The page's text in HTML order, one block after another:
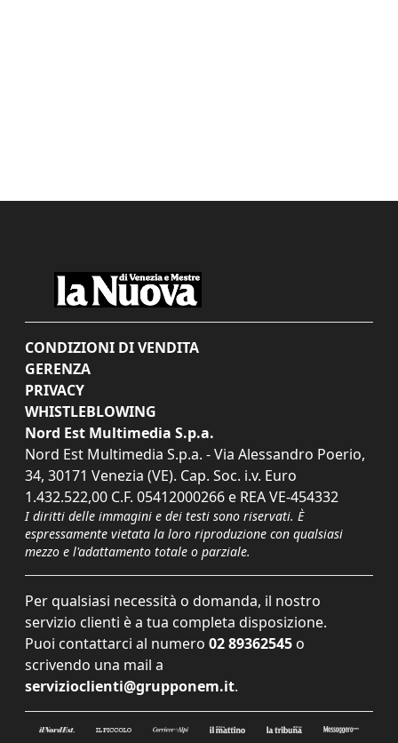
CONDIZIONI DI VENDITA
GERENZA
PRIVACY
WHISTLEBLOWING
Nord Est Multimedia S.p.a.
Nord Est Multimedia S.p.a. - Via Alessandro Poerio,
34, 30171 Venezia (VE). Cap. Soc. i.v. Euro
1.432.522,00 C.F. 05412000266 e REA VE-454332
I diritti delle immagini e dei testi sono riservati. È
espressamente vietata la loro riproduzione con qualsiasi
mezzo e l'adattamento totale o parziale.
Per qualsiasi necessità o domanda, il nostro
servizio clienti è a tua completa disposizione.
Puoi contattarci al numero 02 89362545 o
scrivendo una mail a
servizioclienti@grupponem.it.